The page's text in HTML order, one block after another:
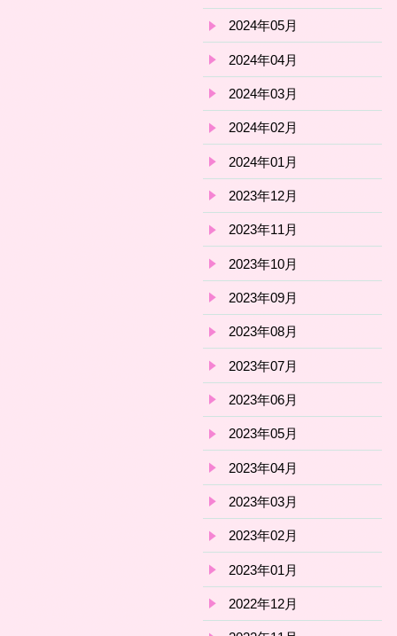
2024年05月
2024年04月
2024年03月
2024年02月
2024年01月
2023年12月
2023年11月
2023年10月
2023年09月
2023年08月
2023年07月
2023年06月
2023年05月
2023年04月
2023年03月
2023年02月
2023年01月
2022年12月